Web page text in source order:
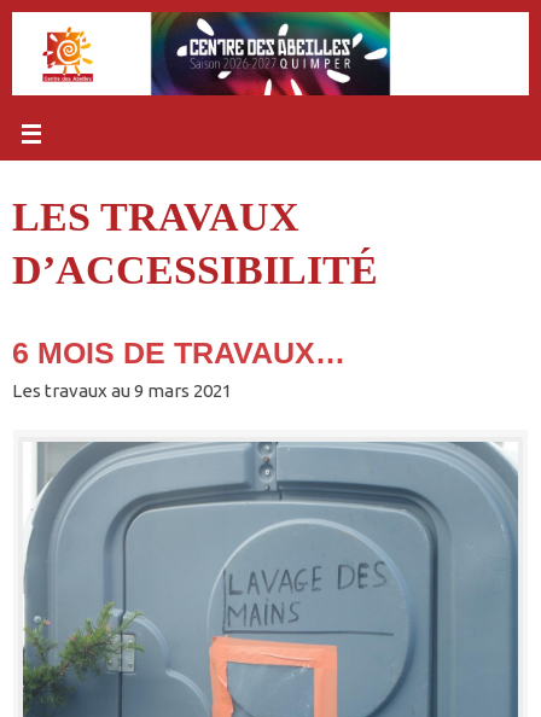
Passer
contenu
LES TRAVAUX
D’ACCESSIBILITÉ
6 MOIS DE TRAVAUX…
Les travaux au 9 mars 2021